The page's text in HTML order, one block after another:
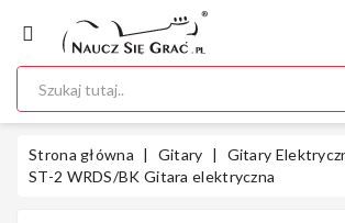
KATEGORIA
Ukulele
Strona główna Gitary Gitary
ST-2 WRDS/BK Gitara elektryczna